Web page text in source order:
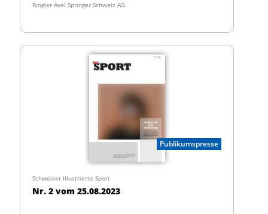
Ringier Axel Springer Schweiz AG
Publikumspresse
Schweizer Illustrierte Sport
Nr. 2 vom 25.08.2023